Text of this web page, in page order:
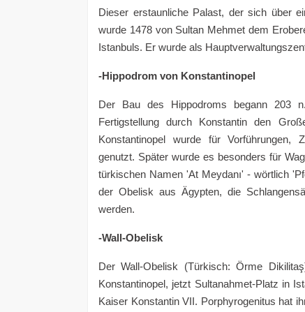
Dieser erstaunliche Palast, der sich über
wurde 1478 von Sultan Mehmet dem
Istanbuls. Er wurde als
-Hippodrom von Konstantinopel
Der Bau des Hippodroms begann 203
Fertigstellung durch Konstantin den
Konstantinopel wurde für Vorführungen,
genutzt. Später wurde es besonders für
türkischen Namen 'At Meydanı' - wörtlich
der Obelisk aus Ägypten, die
werden.
-Wall-Obelisk
Der Wall-Obelisk (Türkisch: Örme
Konstantinopel, jetzt Sultanahmet-Platz in
Kaiser Konstantin VII. Porphyrogenitus hat